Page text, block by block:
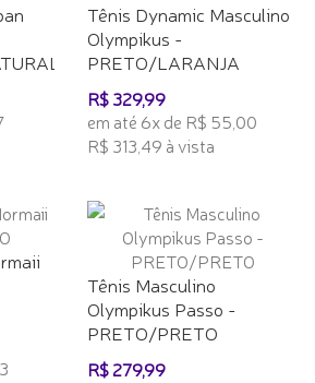
Tênis Dynamic Masculino
Olympikus -
PRETO/LARANJA
R$ 329,99
em até 6x de R$ 55,00
R$ 313,49 à vista
Tênis Masculino
Olympikus Passo -
PRETO/PRETO
R$ 279,99